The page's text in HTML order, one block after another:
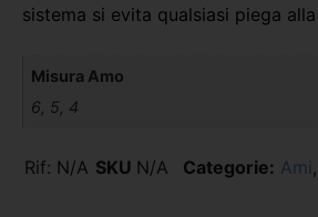
sistema si evita qualsiasi piega
Misura Amo
6, 5, 4
Rif: N/A SKU N/A Categorie: Ami ,